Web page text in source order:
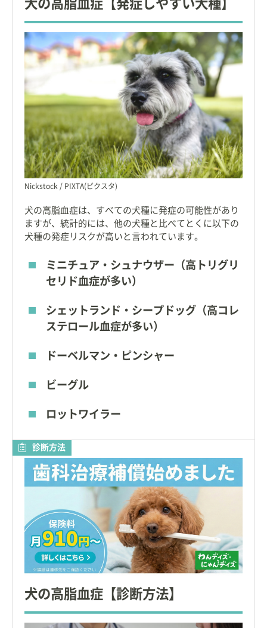
犬の高脂血症【発症しやすい犬種】
Nickstock / PIXTA(ピクスタ)
犬の高脂血症は、すべての犬種に発症の可能性があり
ますが、統計的には、他の犬種と比べてとくに以下の
犬種の発症リスクが高いと言われています。
ミニチュア・シュナウザー（高トリグリ
セリド血症が多い）
シェットランド・シープドッグ（高コレ
ステロール血症が多い）
ドーベルマン・ピンシャー
ビーグル
ロットワイラー
診断方法
犬の高脂血症【診断方法】